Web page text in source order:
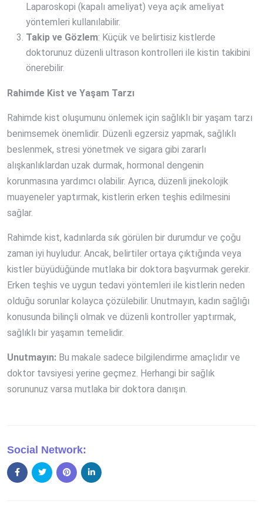
Laparoskopi (kapalı ameliyat) veya açık ameliyat
yöntemleri kullanılabilir.
Takip ve Gözlem: Küçük ve belirtisiz kistlerde
doktorunuz düzenli ultrason kontrolleri ile kistin takibini
önerebilir.
Rahimde Kist ve Yaşam Tarzı
Rahimde kist oluşumunu önlemek için sağlıklı bir yaşam tarzı
benimsemek önemlidir. Düzenli egzersiz yapmak, sağlıklı
beslenmek, stresi yönetmek ve sigara gibi zararlı
alışkanlıklardan uzak durmak, hormonal dengenin
korunmasına yardımcı olabilir. Ayrıca, düzenli jinekolojik
muayeneler yaptırmak, kistlerin erken teşhis edilmesini
sağlar.
Rahimde kist, kadınlarda sık görülen bir durumdur ve çoğu
zaman iyi huyludur. Ancak, belirtiler ortaya çıktığında veya
kistler büyüdüğünde mutlaka bir doktora başvurmak gerekir.
Erken teşhis ve uygun tedavi yöntemleri ile kistlerin neden
olduğu sorunlar kolayca çözülebilir. Unutmayın, kadın sağlığı
konusunda bilinçli olmak ve düzenli kontroller yaptırmak,
sağlıklı bir yaşamın temelidir.
Unutmayın: Bu makale sadece bilgilendirme amaçlıdır ve
doktor tavsiyesi yerine geçmez. Herhangi bir sağlık
sorununuz varsa mutlaka bir doktora danışın.
Social Network: